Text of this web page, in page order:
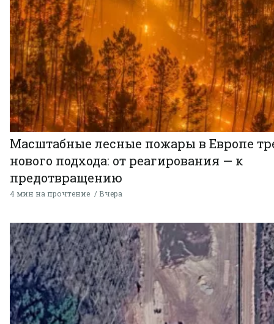
Масштабные лесные пожары в Европе
нового подхода: от реагирования — к
предотвращению
4 мин на прочтение Вчера